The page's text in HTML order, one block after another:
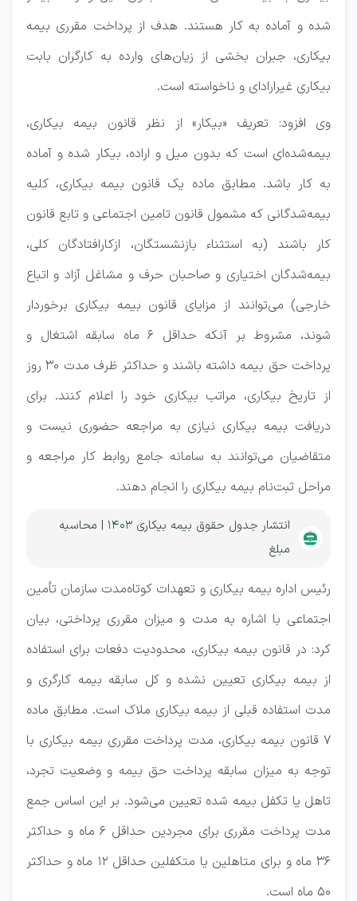
شده و آماده به کار هستند. هدف از پرداخت مقرری بیمه
بیکاری، جبران بخشی از زیان‏‌های وارده به کارگران بابت
بیکاری غیرارادای و ناخواسته است.
وی افزود: تعریف «بیکار» از نظر قانون بیمه بیکاری،
بیمه‌شده‌ای است که بدون میل و اراده، بیکار شده و آماده
به کار باشد. مطابق ماده یک قانون بیمه بیکاری، کلیه
بیمه‌شدگانی که مشمول قانون تامین اجتماعی و تابع قانون
کار باشند (به استثناء بازنشستگان، ازکارافتادگان کلی،
بیمه‌شدگان اختیاری و صاحبان حرف و مشاغل آزاد و اتباع
خارجی) می‏‌توانند از مزایای قانون بیمه بیکاری برخوردار
شوند، مشروط بر آنکه حداقل ۶ ماه سابقه اشتغال و
پرداخت حق بیمه داشته باشند و حداکثر ظرف مدت ۳۰ روز
از تاریخ بیکاری، مراتب بیکاری خود را اعلام کنند. برای
دریافت بیمه بیکاری نیازی به مراجعه حضوری نیست و
متقاضیان می‌توانند به سامانه جامع روابط کار مراجعه و
مراحل ثبت‌نام بیمه بیکاری را انجام دهند.
انتشار جدول حقوق بیمه بیکاری ۱۴۰۳ | محاسبه
مبلغ
رئیس اداره بیمه بیکاری و تعهدات کوتاه‌مدت سازمان تأمین
اجتماعی با اشاره به مدت و میزان مقرری پرداختی، بیان
کرد: در قانون بیمه بیکاری، محدودیت دفعات برای استفاده
از بیمه بیکاری تعیین نشده و کل سابقه بیمه کارگری و
مدت استفاده قبلی از بیمه بیکاری ملاک است. مطابق ماده
۷ قانون بیمه بیکاری، مدت پرداخت مقرری بیمه بیکاری با
توجه به میزان سابقه پرداخت حق بیمه و وضعیت تجرد،
تاهل یا تکفل بیمه شده تعیین می‏‌شود. بر این اساس جمع
مدت پرداخت مقرری برای مجردین حداقل ۶ ماه و حداکثر
۳۶ ماه و برای متاهلین یا متکفلین حداقل ۱۲ ماه و حداکثر
۵۰ ماه است.